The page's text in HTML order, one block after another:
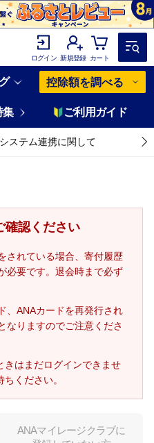
ログイン 新規登録 カート
控除額を調べる
集 ご利用ガイド
ステム連携に関して
確認ください
されている場合、寄付履歴
必要です。退会時まで必ず
、ANAカードを再発行され
なりますのでご注意くださ
きはまだログインできませ
ください。
ANAマイレージクラブに